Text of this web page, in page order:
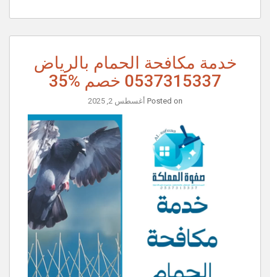
خدمة مكافحة الحمام بالرياض
0537315337 خصم %35
Posted on أغسطس 2, 2025